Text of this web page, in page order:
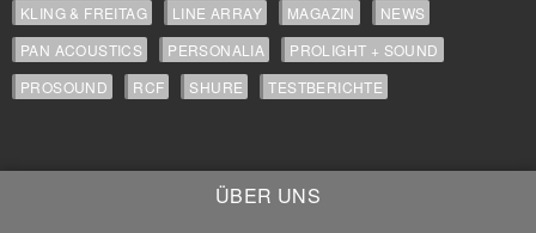
KLING & FREITAG
LINE ARRAY MAGAZIN
NEWS
PAN ACOUSTICS
PERSONALIA
PROLIGHT + SOUND
PROSOUND
RCF SHURE TESTBERICHTE
ÜBER UNS